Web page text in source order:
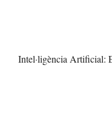
Intel·ligència Artificial: